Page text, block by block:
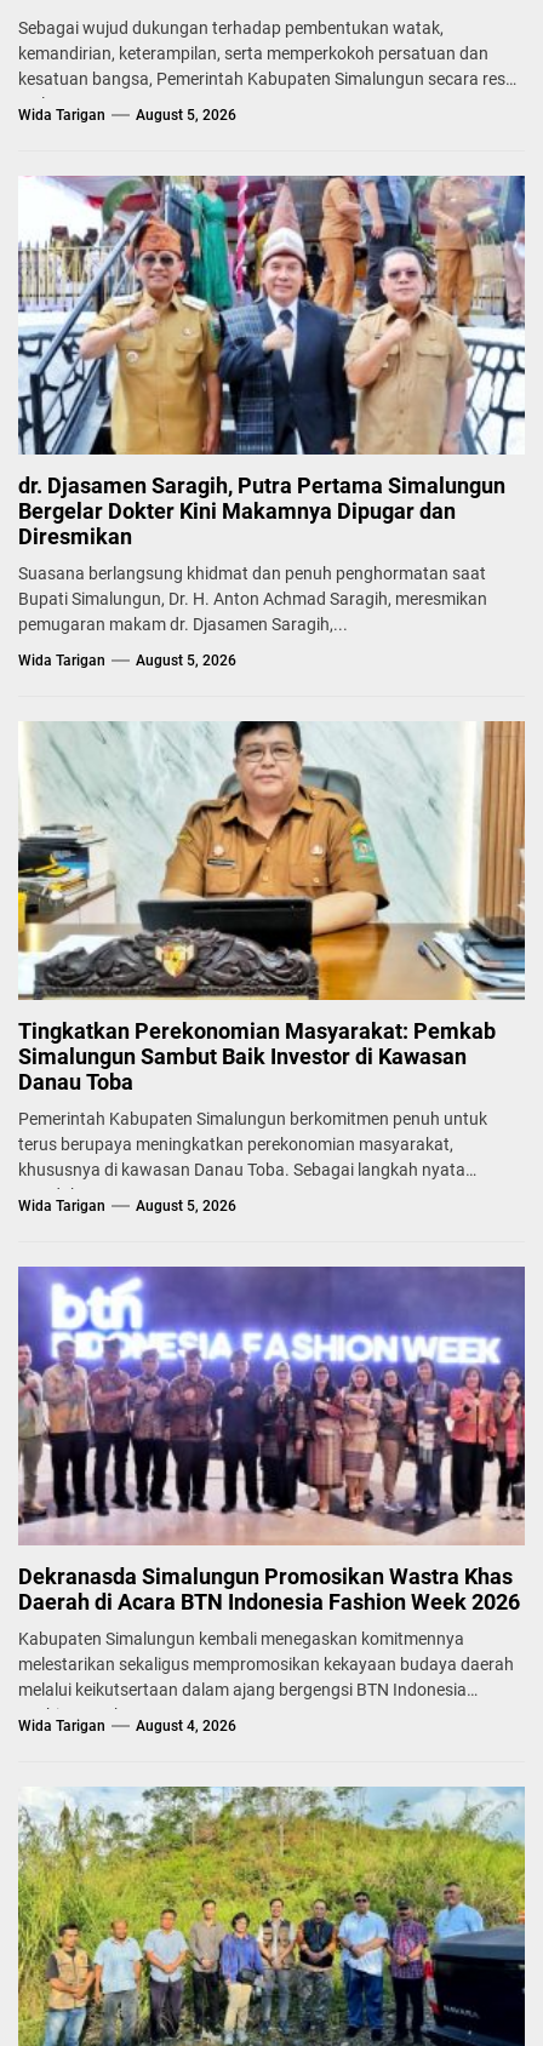
Sebagai wujud dukungan terhadap pembentukan watak,
kemandirian, keterampilan, serta memperkokoh persatuan dan
kesatuan bangsa, Pemerintah Kabupaten Simalungun secara resmi
melepas...
Wida Tarigan August 5, 2026
dr. Djasamen Saragih, Putra Pertama Simalungun
Bergelar Dokter Kini Makamnya Dipugar dan
Diresmikan
Suasana berlangsung khidmat dan penuh penghormatan saat
Bupati Simalungun, Dr. H. Anton Achmad Saragih, meresmikan
pemugaran makam dr. Djasamen Saragih,...
Wida Tarigan August 5, 2026
Tingkatkan Perekonomian Masyarakat: Pemkab
Simalungun Sambut Baik Investor di Kawasan
Danau Toba
Pemerintah Kabupaten Simalungun berkomitmen penuh untuk
terus berupaya meningkatkan perekonomian masyarakat,
khususnya di kawasan Danau Toba. Sebagai langkah nyata
mendukung...
Wida Tarigan August 5, 2026
Dekranasda Simalungun Promosikan Wastra Khas
Daerah di Acara BTN Indonesia Fashion Week 2026
Kabupaten Simalungun kembali menegaskan komitmennya
melestarikan sekaligus mempromosikan kekayaan budaya daerah
melalui keikutsertaan dalam ajang bergengsi BTN Indonesia
Fashion Week...
Wida Tarigan August 4, 2026